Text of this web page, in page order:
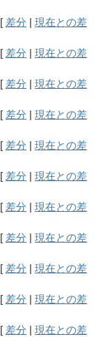
[ 差分 | 現在との差
[ 差分 | 現在との差
[ 差分 | 現在との差
[ 差分 | 現在との差
[ 差分 | 現在との差
[ 差分 | 現在との差
[ 差分 | 現在との差
[ 差分 | 現在との差
[ 差分 | 現在との差
[ 差分 | 現在との差
[ 差分 | 現在との差